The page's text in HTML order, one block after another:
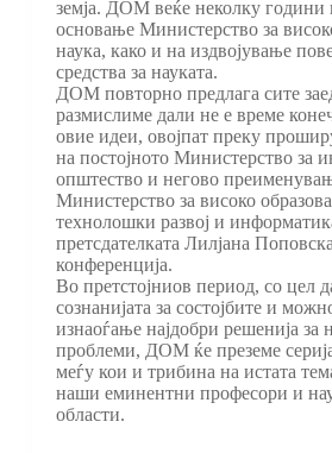
земја. ДОМ веќе неколку години
основање Министерство за
наука, како и на издвојување
средства за науката.
ДОМ повторно предлага сите
размислиме дали не е време
овие идеи, овојпат преку
на постојното Министерство за
општество и негово
Министерство за високо
технолошки развој и
претсдателката Лилјана
конференција.
Во претстојниов период, со цел
сознанијата за состојбите и
изнаоѓање најдобри решенија за
проблеми, ДОМ ќе преземе
меѓу кои и трибина на истата
наши еминентни професори и
области.